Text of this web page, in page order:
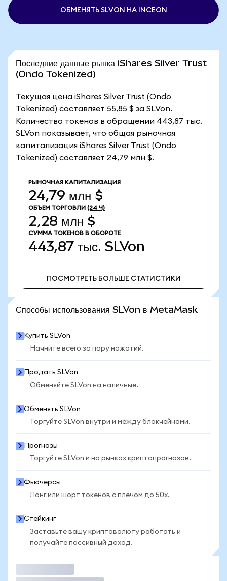
ОБМЕНЯТЬ SLVON НА INCEON
Последние данные рынка iShares Silver Trust
(Ondo Tokenized)
Текущая цена iShares Silver Trust (Ondo
Tokenized) составляет 55,85 $ за SLVon.
Количество токенов в обращении 443,87 тыс.
SLVon показывает, что общая рыночная
капитализация iShares Silver Trust (Ondo
Tokenized) составляет 24,79 млн $.
РЫНОЧНАЯ КАПИТАЛИЗАЦИЯ
24,79 млн $
ОБЪЕМ ТОРГОВЛИ (24 Ч)
2,28 млн $
СУММА ТОКЕНОВ В ОБОРОТЕ
443,87 тыс. SLVon
ПОСМОТРЕТЬ БОЛЬШЕ СТАТИСТИКИ
Способы использования SLVon в MetaMask
Купить SLVon
Начните всего за пару нажатий.
Продать SLVon
Обменяйте SLVon на наличные.
Обменять SLVon
Торгуйте SLVon внутри и между блокчейнами.
Прогнозы
Торгуйте SLVon и на рынках криптопрогнозов.
Фьючерсы
Лонг или шорт токенов с плечом до 50x.
Стейкинг
Заставьте вашу криптовалюту работать и
получайте пассивный доход.